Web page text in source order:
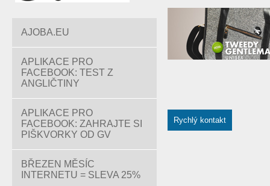
AJOBA.EU
APLIKACE PRO
FACEBOOK: TEST Z
ANGLIČTINY
APLIKACE PRO
FACEBOOK: ZAHRAJTE SI
PIŠKVORKY OD GV
BŘEZEN MĚSÍC
INTERNETU = SLEVA 25%
Rychlý kontakt